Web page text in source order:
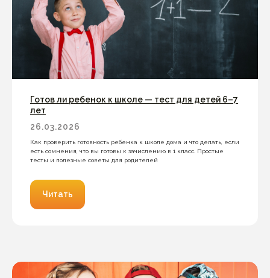
Готов ли ребенок к школе — тест для детей 6–7
лет
26.03.2026
Как проверить готовность ребенка к школе дома и что делать, если
есть сомнения, что вы готовы к зачислению в 1 класс. Простые
тесты и полезные советы для родителей
Читать